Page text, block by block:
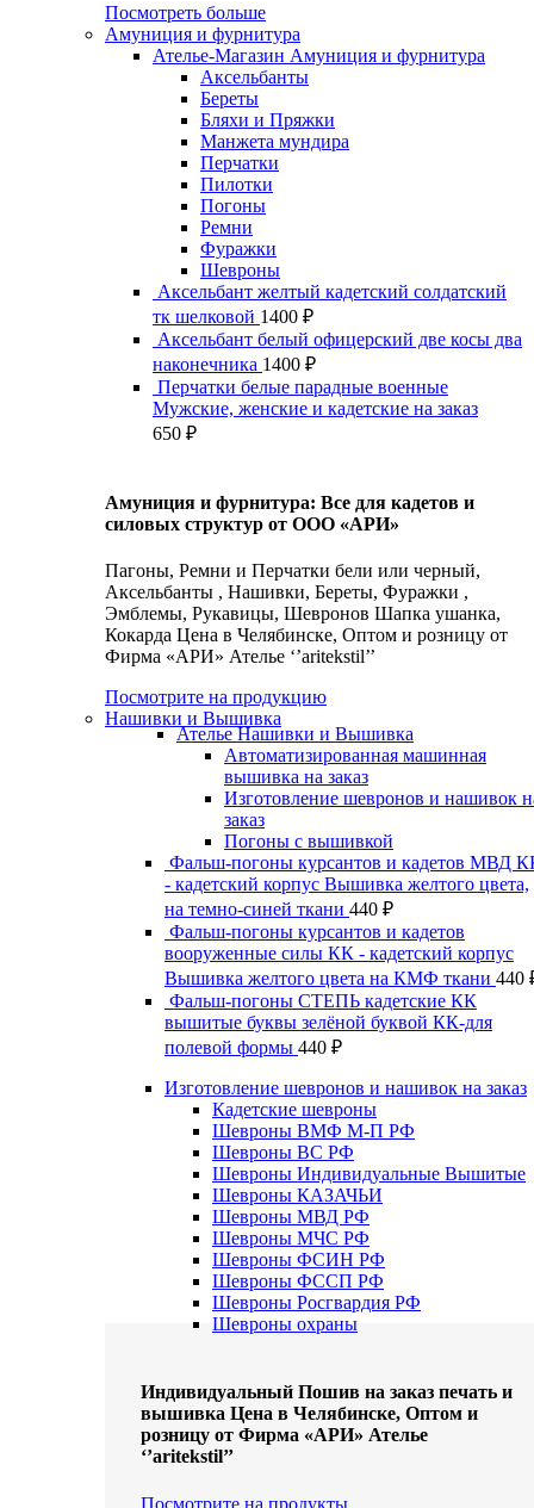
Посмотреть больше
Амуниция и фурнитура
Ателье-Магазин Амуниция и фурнитура
Аксельбанты
Береты
Бляхи и Пряжки
Манжета мундира
Перчатки
Пилотки
Погоны
Ремни
Фуражки
Шевроны
Аксельбант желтый кадетский солдатский
тк шелковой 1400 ₽
Аксельбант белый офицерский две косы два
наконечника 1400 ₽
Перчатки белые парадные военные
Мужские, женские и кадетские на заказ
650 ₽
Амуниция и фурнитура: Все для кадетов и
силовых структур от ООО «АРИ»
Пагоны, Ремни и Перчатки бели или черный,
Аксельбанты , Нашивки, Береты, Фуражки ,
Эмблемы, Рукавицы, Шевронов Шапка ушанка,
Кокарда Цена в Челябинске, Оптом и розницу от
Фирма «АРИ» Ателье ‘’aritekstil’’
Посмотрите на продукцию
Нашивки и Вышивка
Ателье Нашивки и Вышивка
Автоматизированная машинная
вышивка на заказ
Изготовление шевронов и нашивок
заказ
Погоны с вышивкой
Фальш-погоны курсантов и кадетов МВД
- кадетский корпус Вышивка желтого цвета,
на темно-синей ткани 440 ₽
Фальш-погоны курсантов и кадетов
вооруженные силы КК - кадетский корпус
Вышивка желтого цвета на КМФ ткани 440
Фальш-погоны СТЕПЬ кадетские КК
вышитые буквы зелёной буквой КК-для
полевой формы 440 ₽
Изготовление шевронов и нашивок на заказ
Кадетские шевроны
Шевроны ВМФ М-П РФ
Шевроны ВС РФ
Шевроны Индивидуальные Вышитые
Шевроны КАЗАЧЬИ
Шевроны МВД РФ
Шевроны МЧС РФ
Шевроны ФСИН РФ
Шевроны ФССП РФ
Шевроны Росгвардия РФ
Шевроны охраны
Индивидуальный Пошив на заказ печать и
вышивка Цена в Челябинске, Оптом и
розницу от Фирма «АРИ» Ателье
‘’aritekstil’’
Посмотрите на продукты